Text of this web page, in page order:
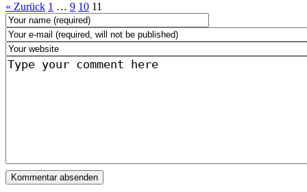
« Zurück 1 … 9 10 11